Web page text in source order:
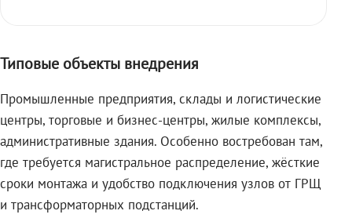
Типовые объекты внедрения
Промышленные предприятия, склады и логистические
центры, торговые и бизнес-центры, жилые комплексы,
административные здания. Особенно востребован там,
где требуется магистральное распределение, жёсткие
сроки монтажа и удобство подключения узлов от ГРЩ
и трансформаторных подстанций.